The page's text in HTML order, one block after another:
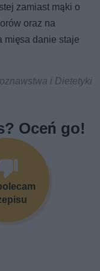
zamiast mąki o
oraz na
mięsa danie staje
i Dietetyki
Oceń go!